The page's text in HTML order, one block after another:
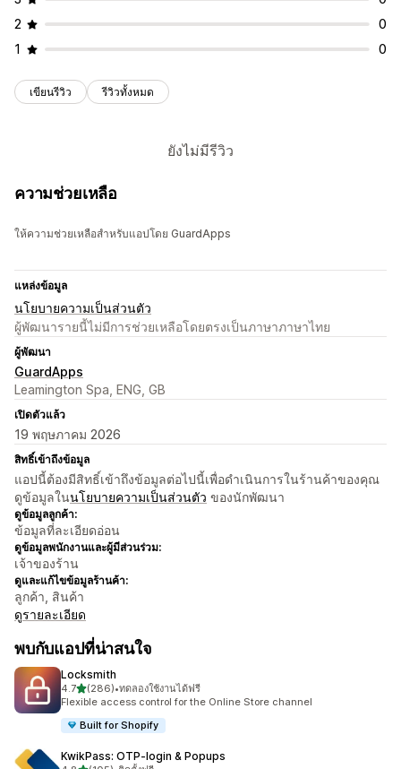
2
0
1
0
เขียนรีวิว รีวิวทั้งหมด
ยังไม่มีรีวิว
ความช่วยเหลือ
ให้ความช่วยเหลือสำหรับแอปโดย GuardApps
แหล่งข้อมูล
นโยบายความเป็นส่วนตัว
ผู้พัฒนารายนี้ไม่มีการช่วยเหลือโดยตรงเป็นภาษาภาษาไทย
ผู้พัฒนา
GuardApps
Leamington Spa, ENG, GB
เปิดตัวแล้ว
19 พฤษภาคม 2026
สิทธิ์เข้าถึงข้อมูล
แอปนี้ต้องมีสิทธิ์เข้าถึงข้อมูลต่อไปนี้เพื่อดำเนินการในร้านค้าของคุณ
ดูข้อมูลในนโยบายความเป็นส่วนตัว ของนักพัฒนา
ดูข้อมูลลูกค้า:
ข้อมูลที่ละเอียดอ่อน
ดูข้อมูลพนักงานและผู้มีส่วนร่วม:
เจ้าของร้าน
ดูและแก้ไขข้อมูลร้านค้า:
ลูกค้า, สินค้า
ดูรายละเอียด
พบกับแอปที่น่าสนใจ
Locksmith
4.7เต็ม 5 ดาว
(286)
ทั้งหมด 286 รีวิว
•ทดลองใช้งานได้ฟรี
Flexible access control for the Online Store channel
Built for Shopify
KwikPass: OTP‑login & Popups